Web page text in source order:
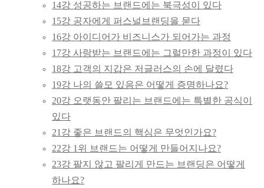
14강 성공하는 브랜드에는 북극성이 있다
15강 공자에게 퍼스널브랜딩을 묻다
16강 아이디어가 비즈니스가 되어가는 과정
17강 사랑받는 브랜드에는 그럴만한 과정이 있다
18강 고객의 지갑은 저글러스의 손에 달렸다
19강 나의 쓸모 있음은 어떻게 증명하나요?
20강 오랫동안 팔리는 브랜드에는 특별한 공식이
있다
21강 좋은 브랜드의 핵심은 무엇인가요?
22강 1위 브랜드는 어떻게 만들어지나요?
23강 팔지 않고 팔리게 만드는 브랜딩은 어떻게
하나요?